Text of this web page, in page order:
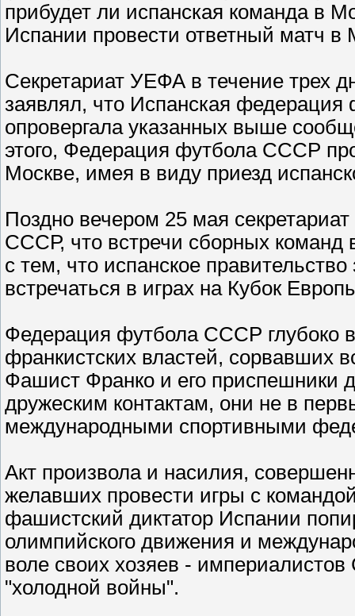
прибудет ли испанская команда в
Испании провести ответный матч в
Секретариат УЕФА в течение трех
заявлял, что Испанская
опровергала указанных выше
этого, Федерация футбола СССР
Москве, имея в виду приезд
Поздно вечером 25 мая
СССР, что встречи сборных команд
с тем, что испанское
встречаться в играх на Кубок
Федерация футбола СССР глубоко
франкистских властей, сорвавших
Фашист Франко и его приспешники
дружеским контактам, они не в
международными спортивными
Акт произвола и насилия,
желавших провести игры с
фашистский диктатор Испании
олимпийского движения и
воле своих хозяев -
"холодной войны".